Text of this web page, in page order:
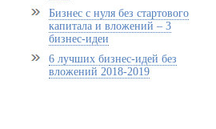
Бизнес с нуля без стартового
капитала и вложений – 3
бизнес-идеи
6 лучших бизнес-идей без
вложений 2018-2019